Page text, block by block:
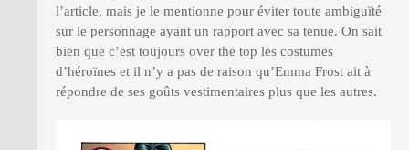
l’article, mais je le mentionne pour éviter toute ambiguïté
sur le personnage ayant un rapport avec sa tenue. On sait
bien que c’est toujours over the top les costumes
d’héroïnes et il n’y a pas de raison qu’Emma Frost ait à
répondre de ses goûts vestimentaires plus que les autres.